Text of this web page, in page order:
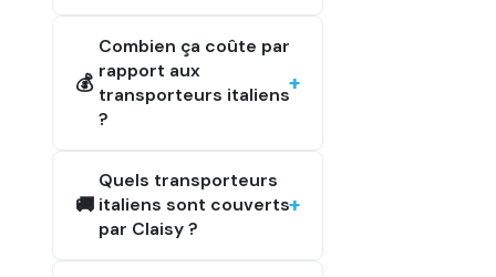
💰
Combien ça coûte par
rapport aux
transporteurs italiens
?
🚚
Quels transporteurs
italiens sont couverts
par Claisy ?